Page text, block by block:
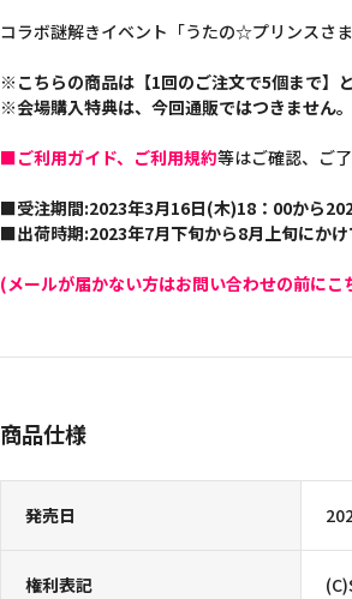
コラボ謎解きイベント「うたの☆プリンスさ
※こちらの商品は【1回のご注文で5個まで】
※会場購入特典は、今回通販ではつきません。
■ご利用ガイド、ご利用規約等はご確認、ご了
■受注期間:2023年3月16日(木)18：00から
■出荷時期:2023年7月下旬から8月上旬にか
(メールが届かない方はお問い合わせの前にこ
商品仕様
発売日
権利表記